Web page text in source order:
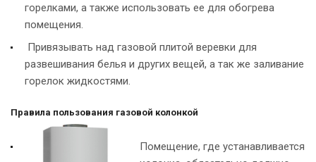
горелками, а также использовать ее для обогрева
помещения.
Привязывать над газовой плитой веревки для
развешивания белья и других вещей, а так же заливание
горелок жидкостями.
Правила пользования газовой колонкой
Помещение, где устанавливается